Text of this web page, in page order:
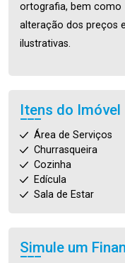
ortografia, bem como
alteração dos preços
ilustrativas.
Itens do Imóvel
Área de Serviços
Churrasqueira
Cozinha
Edícula
Sala de Estar
Simule um